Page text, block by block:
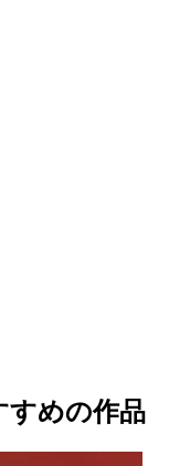
すめの作品